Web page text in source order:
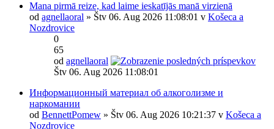
Mana pirmā reize, kad laime ieskatījās manā virzienā
od agnellaoral » Štv 06. Aug 2026 11:08:01 v Košeca a
Nozdrovice
0
65
od agnellaoral
Štv 06. Aug 2026 11:08:01
Информационный материал об алкоголизме и
наркомании
od BennettPomew » Štv 06. Aug 2026 10:21:37 v Košeca a
Nozdrovice